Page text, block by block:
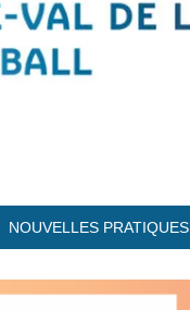
NOUVELLES PRATIQUES